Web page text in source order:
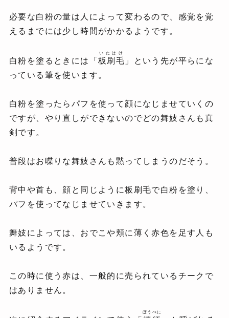
必要な白粉の量は人によって変わるので、感覚を覚
えるまでには少し時間がかかるようです。
白粉を塗るときには「板刷毛
いたはけ
」という先が平らにな
っている筆を使います。
白粉を塗ったらパフを使って顔になじませていくの
ですが、やり直しができないのでどの舞妓さんも真
剣です。
普段はお喋りな舞妓さんも黙ってしまうのだそう。
背中や首も、顔と同じように板刷毛で白粉を塗り、
パフを使ってなじませていきます。
舞妓によっては、おでこや頬に薄く赤色を足す人も
いるようです。
この時に使う赤は、一般的に売られているチークで
はありません。
ぼうべに